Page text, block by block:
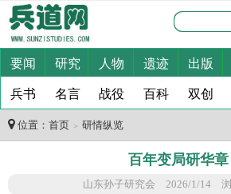
要闻 研究 人物 遗迹 出版
兵书 名言 战役 百科 双创
位置： 首页 ＞ 研情纵览
百年变局研华章
山东孙子研究会 2026/1/14 浏